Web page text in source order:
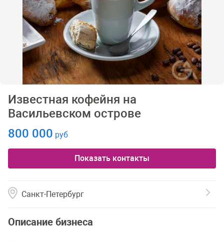
Известная кофейня на
Васильевском острове
800 000 руб
Показать контакты
Санкт-Петербург
Описание бизнеса